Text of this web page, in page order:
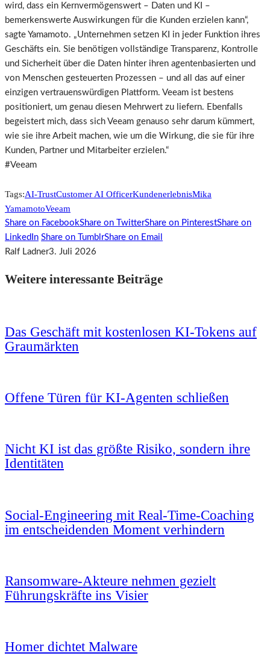
wird, dass ein Kernvermögenswert – Daten und KI –
bemerkenswerte Auswirkungen für die Kunden erzielen kann“,
sagte Yamamoto. „Unternehmen setzen KI in jeder Funktion ihres
Geschäfts ein. Sie benötigen vollständige Transparenz, Kontrolle
und Sicherheit über die Daten hinter ihren agentenbasierten und
von Menschen gesteuerten Prozessen – und all das auf einer
einzigen vertrauenswürdigen Plattform. Veeam ist bestens
positioniert, um genau diesen Mehrwert zu liefern. Ebenfalls
begeistert mich, dass sich Veeam genauso sehr darum kümmert,
wie sie ihre Arbeit machen, wie um die Wirkung, die sie für ihre
Kunden, Partner und Mitarbeiter erzielen.“
#Veeam
Tags:AI-TrustCustomer AI OfficerKundenerlebnisMika
YamamotoVeeam
Share on FacebookShare on TwitterShare on PinterestShare on
LinkedIn Share on TumblrShare on Email
Ralf Ladner3. Juli 2026
Weitere interessante Beiträge
Das Geschäft mit kostenlosen KI-Tokens auf
Graumärkten
Offene Türen für KI-Agenten schließen
Nicht KI ist das größte Risiko, sondern ihre
Identitäten
Social-Engineering mit Real-Time-Coaching
im entscheidenden Moment verhindern
Ransomware-Akteure nehmen gezielt
Führungskräfte ins Visier
Homer dichtet Malware